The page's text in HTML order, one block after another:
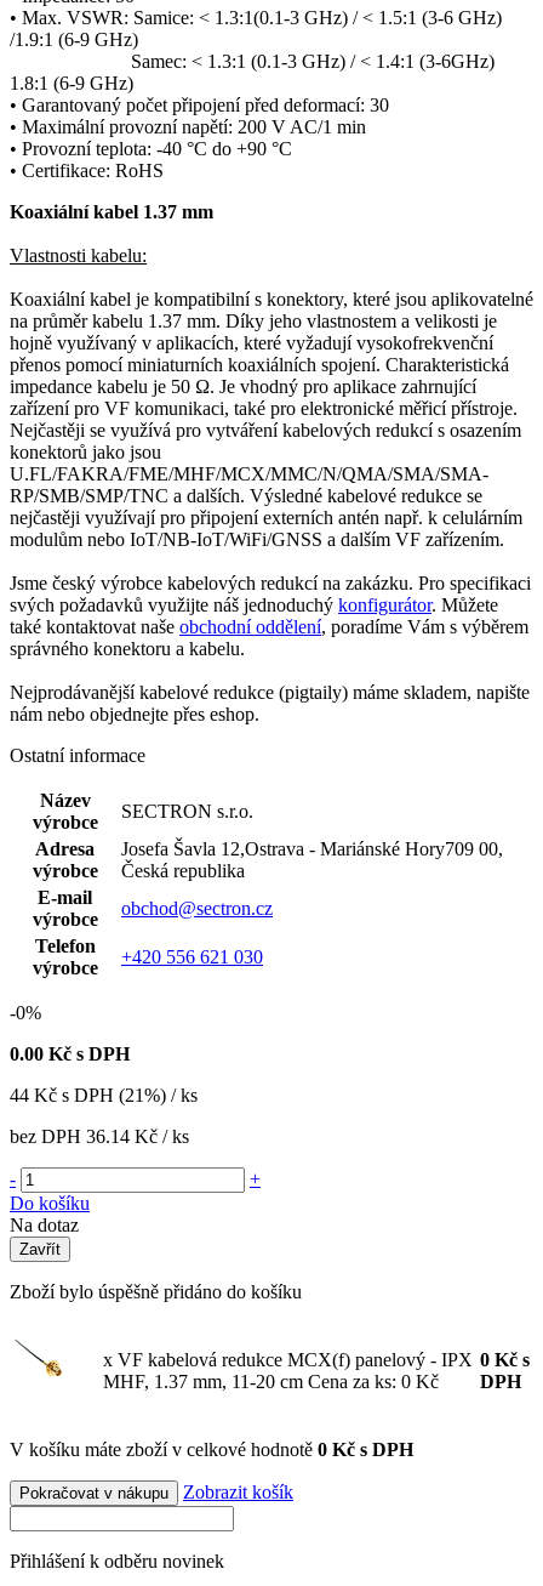
• Max. VSWR: Samice: < 1.3:1(0.1-3 GHz) / < 1.5:1 (3-6 GHz)
/1.9:1 (6-9 GHz)
Samec: < 1.3:1 (0.1-3 GHz) / < 1.4:1 (3-6GHz)
1.8:1 (6-9 GHz)
• Garantovaný počet připojení před deformací: 30
• Maximální provozní napětí: 200 V AC/1 min
• Provozní teplota: -40 °C do +90 °C
• Certifikace: RoHS
Koaxiální kabel 1.37 mm
Vlastnosti kabelu:
Koaxiální kabel je kompatibilní s konektory, které jsou aplikovatelné
na průměr kabelu 1.37 mm. Díky jeho vlastnostem a velikosti je
hojně využívaný v aplikacích, které vyžadují vysokofrekvenční
přenos pomocí miniaturních koaxiálních spojení. Charakteristická
impedance kabelu je 50 Ω. Je vhodný pro aplikace zahrnující
zařízení pro VF komunikaci, také pro elektronické měřicí přístroje.
Nejčastěji se využívá pro vytváření kabelových redukcí s osazením
konektorů jako jsou
U.FL/FAKRA/FME/MHF/MCX/MMC/N/QMA/SMA/SMA-
RP/SMB/SMP/TNC a dalších. Výsledné kabelové redukce se
nejčastěji využívají pro připojení externích antén např. k celulárním
modulům nebo IoT/NB-IoT/WiFi/GNSS a dalším VF zařízením.
Jsme český výrobce kabelových redukcí na zakázku. Pro specifikaci
svých požadavků využijte náš jednoduchý konfigurátor. Můžete
také kontaktovat naše obchodní oddělení, poradíme Vám s výběrem
správného konektoru a kabelu.
Nejprodávanější kabelové redukce (pigtaily) máme skladem, napište
nám nebo objednejte přes eshop.
Ostatní informace
Název
výrobce
SECTRON s.r.o.
Adresa
výrobce
Josefa Šavla 12,Ostrava - Mariánské Hory709 00,
Česká republika
E-mail
výrobce
obchod@sectron.cz
Telefon
výrobce
+420 556 621 030
-0%
0.00 Kč s DPH
44 Kč s DPH (21%) / ks
bez DPH 36.14 Kč / ks
-
+
Do košíku
Na dotaz
Zavřít
Zboží bylo úspěšně přidáno do košíku
x VF kabelová redukce MCX(f) panelový - IPX
MHF, 1.37 mm, 11-20 cm Cena za ks: 0 Kč
0 Kč s
DPH
V košíku máte zboží v celkové hodnotě 0 Kč s DPH
Pokračovat v nákupu Zobrazit košík
Přihlášení k odběru novinek